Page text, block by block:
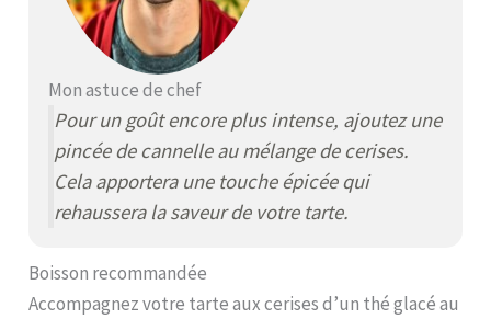
Mon astuce de chef
Pour un goût encore plus intense, ajoutez une
pincée de cannelle au mélange de cerises.
Cela apportera une touche épicée qui
rehaussera la saveur de votre tarte.
Boisson recommandée
Accompagnez votre tarte aux cerises d’un thé glacé au